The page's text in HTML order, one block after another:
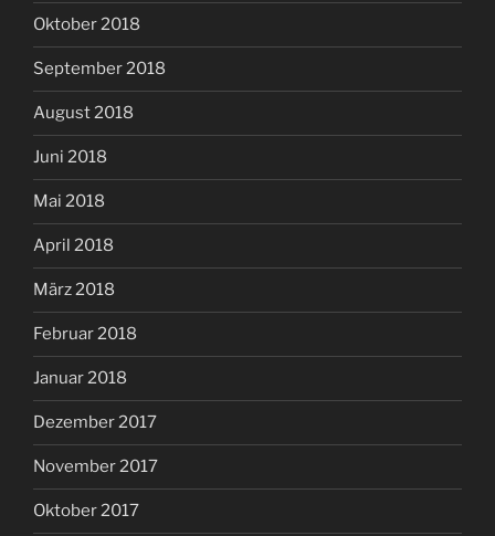
Oktober 2018
September 2018
August 2018
Juni 2018
Mai 2018
April 2018
März 2018
Februar 2018
Januar 2018
Dezember 2017
November 2017
Oktober 2017